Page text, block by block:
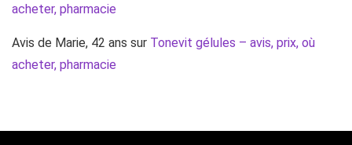
acheter, pharmacie
Avis de Marie, 42 ans sur Tonevit gélules – avis, prix, où
acheter, pharmacie